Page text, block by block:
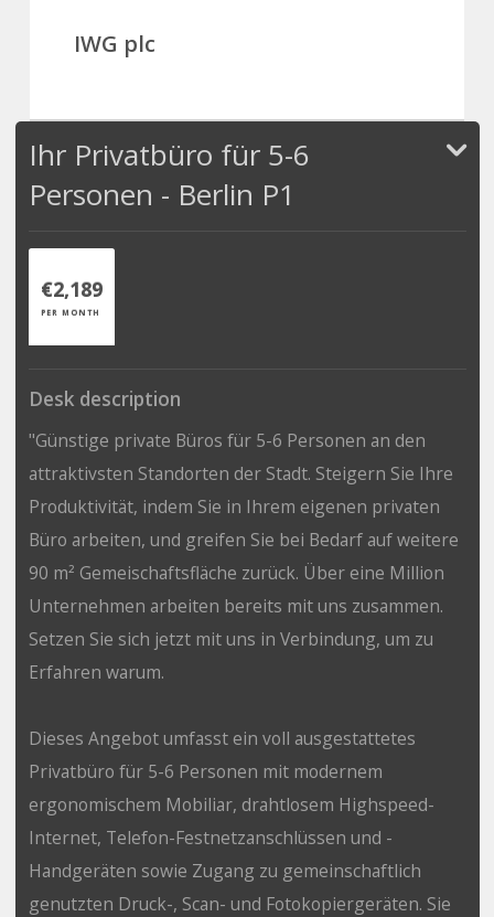
IWG plc
Ihr Privatbüro für 5-6
Personen - Berlin P1
€2,189
PER MONTH
Desk description
"Günstige private Büros für 5-6 Personen an den
attraktivsten Standorten der Stadt. Steigern Sie Ihre
Produktivität, indem Sie in Ihrem eigenen privaten
Büro arbeiten, und greifen Sie bei Bedarf auf weitere
90 m² Gemeischaftsfläche zurück. Über eine Million
Unternehmen arbeiten bereits mit uns zusammen.
Setzen Sie sich jetzt mit uns in Verbindung, um zu
Erfahren warum.
Dieses Angebot umfasst ein voll ausgestattetes
Privatbüro für 5-6 Personen mit modernem
ergonomischem Mobiliar, drahtlosem Highspeed-
Internet, Telefon-Festnetzanschlüssen und -
Handgeräten sowie Zugang zu gemeinschaftlich
genutzten Druck-, Scan- und Fotokopiergeräten. Sie